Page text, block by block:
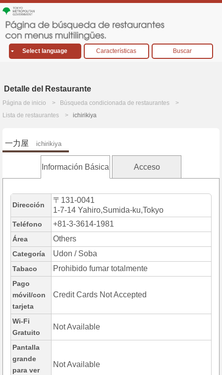
Select language Características Buscar
Detalle del Restaurante
Página de inicio
Búsqueda condicionada de restaurantes
Lista de restaurantes
ichirikiya
一力屋 ichirikiya
Información Básica Acceso
Dirección
〒131-0041
1-7-14 Yahiro,Sumida-ku,Tokyo
Teléfono +81-3-3614-1981
Área Others
Categoría Udon / Soba
Tabaco Prohibido fumar totalmente
Pago
móvil/con
tarjeta
Credit Cards Not Accepted
Wi-Fi
Gratuito
Not Available
Pantalla
grande
para ver
Not Available